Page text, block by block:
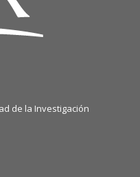
de la Investigación